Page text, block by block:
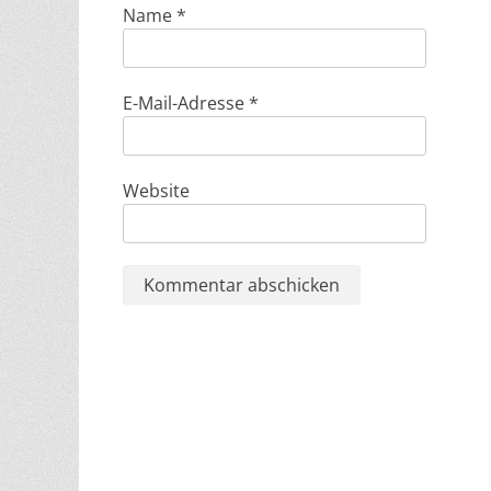
Name*
E-Mail-Adresse*
Website